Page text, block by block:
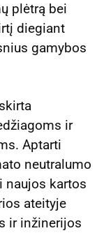
plėtrą bei
diegiant
gamybos
ir
Aptarti
neutralumo
naujos kartos
ateityje
ir inžinerijos